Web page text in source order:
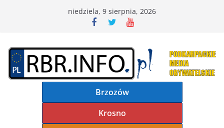
niedziela, 9 sierpnia, 2026
Brzozów
Krosno